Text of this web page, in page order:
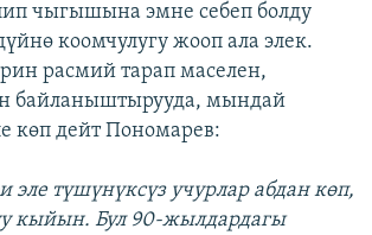
чыгышына эмне себеп болду
коомчулугу жооп ала элек.
расмий тарап маселен,
байланыштырууда, мындай
көп дейт Пономарев:
түшүнүксүз учурлар абдан көп,
кыйын. Бул 90-жылдардагы